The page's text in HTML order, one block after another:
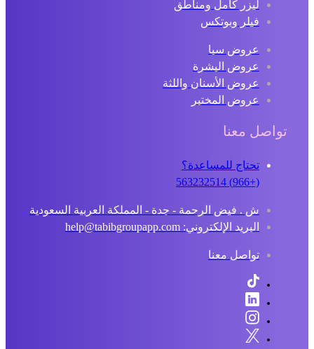
ليزر كامل ومناطق
فيلر وبوتكس
عروض سبا
عروض البشرة
عروض الأسنان واللثة
عروض المختبر
تواصل معنا
تحتاج للمساعدة؟
ش . فيض الرحمة - جدة - المملكة العربية السعودية
البريد الإلكتروني: help@tabibgroupapp.com
تواصل معنا